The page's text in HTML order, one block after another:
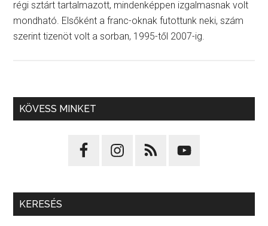
régi sztárt tartalmazott, mindenképpen izgalmasnak volt
mondható. Elsőként a franc-oknak futottunk neki, szám
szerint tizenöt volt a sorban, 1995-től 2007-ig.
KÖVESS MINKET
KERESÉS